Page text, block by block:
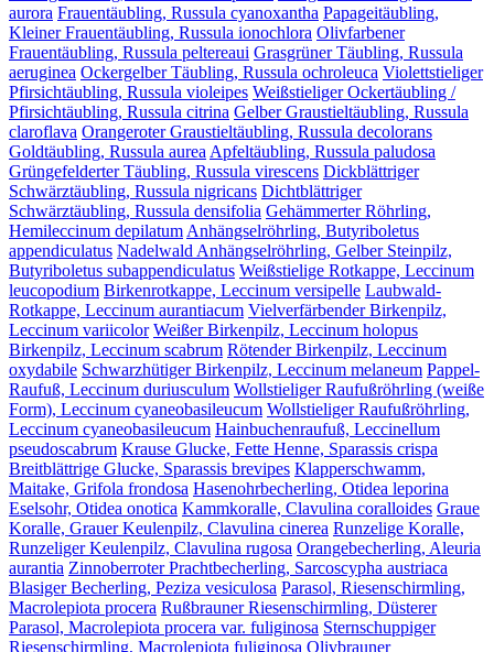
aurora Frauentäubling, Russula cyanoxantha Papageitäubling,
Kleiner Frauentäubling, Russula ionochlora Olivfarbener
Frauentäubling, Russula peltereaui Grasgrüner Täubling, Russula
aeruginea Ockergelber Täubling, Russula ochroleuca Violettstieliger
Pfirsichtäubling, Russula violeipes Weißstieliger Ockertäubling /
Pfirsichtäubling, Russula citrina Gelber Graustieltäubling, Russula
claroflava Orangeroter Graustieltäubling, Russula decolorans
Goldtäubling, Russula aureaApfeltäubling, Russula paludosa
Grüngefelderter Täubling, Russula virescens Dickblättriger
Schwärztäubling, Russula nigricans Dichtblättriger
Schwärztäubling, Russula densifolia Gehämmerter Röhrling,
Hemileccinum depilatumAnhängselröhrling, Butyriboletus
appendiculatus Nadelwald Anhängselröhrling, Gelber Steinpilz,
Butyriboletus subappendiculatus Weißstielige Rotkappe, Leccinum
leucopodium Birkenrotkappe, Leccinum versipelle Laubwald-
Rotkappe, Leccinum aurantiacum Vielverfärbender Birkenpilz,
Leccinum variicolor Weißer Birkenpilz, Leccinum holopus
Birkenpilz, Leccinum scabrum Rötender Birkenpilz, Leccinum
oxydabile Schwarzhütiger Birkenpilz, Leccinum melaneum Pappel-
Raufuß, Leccinum duriusculum Wollstieliger Raufußröhrling (weiße
Form), Leccinum cyaneobasileucum Wollstieliger Raufußröhrling,
Leccinum cyaneobasileucum Hainbuchenraufuß, Leccinellum
pseudoscabrum Krause Glucke, Fette Henne, Sparassis crispa
Breitblättrige Glucke, Sparassis brevipes Klapperschwamm,
Maitake, Grifola frondosa Hasenohrbecherling, Otidea leporina
Eselsohr, Otidea onotica Kammkoralle, Clavulina coralloides Graue
Koralle, Grauer Keulenpilz, Clavulina cinerea Runzelige Koralle,
Runzeliger Keulenpilz, Clavulina rugosa Orangebecherling, Aleuria
aurantia Zinnoberroter Prachtbecherling, Sarcoscypha austriaca
Blasiger Becherling, Peziza vesiculosa Parasol, Riesenschirmling,
Macrolepiota procera Rußbrauner Riesenschirmling, Düsterer
Parasol, Macrolepiota procera var. fuliginosa Sternschuppiger
Riesenschirmling, Macrolepiota fuliginosa Olivbrauner